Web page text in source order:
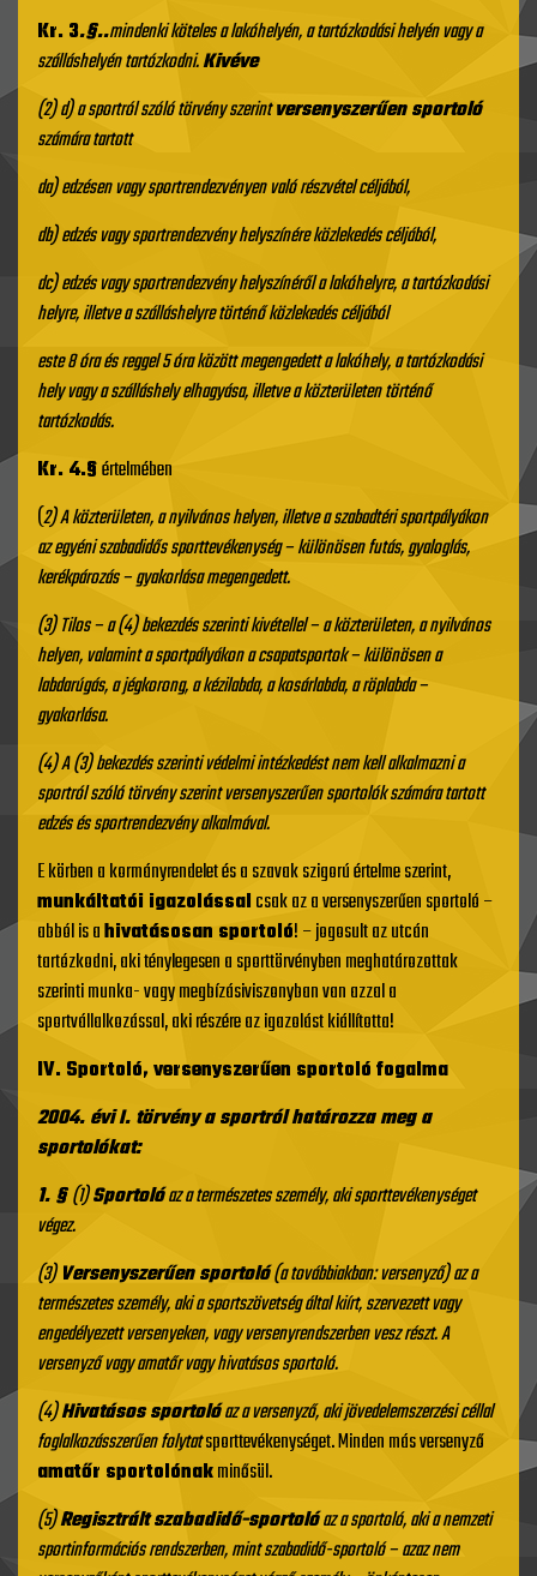
Kr. 3.§..mindenki köteles a lakóhelyén, a tartózkodási helyén vagy a
szálláshelyén tartózkodni.Kivéve
(2)d) a sportról szóló törvény szerintversenyszerűen sportoló
számára tartott
da) edzésen vagy sportrendezvényen való részvétel céljából,
db) edzés vagy sportrendezvény helyszínére közlekedés céljából,
dc) edzés vagy sportrendezvény helyszínéről a lakóhelyre, a tartózkodási
helyre, illetve a szálláshelyre történő közlekedés céljából
este 8 óra és reggel 5 óra között megengedett a lakóhely, a tartózkodási
hely vagy a szálláshely elhagyása, illetve a közterületen történő
tartózkodás.
Kr. 4.§értelmében
(2) A közterületen, a nyilvános helyen, illetve a szabadtéri sportpályákon
az egyéni szabadidős sporttevékenység – különösen futás, gyaloglás,
kerékpározás – gyakorlása megengedett.
(3) Tilos – a (4) bekezdés szerinti kivétellel – a közterületen, a nyilvános
helyen, valamint a sportpályákon a csapatsportok – különösen a
labdarúgás, a jégkorong, a kézilabda, a kosárlabda, a röplabda –
gyakorlása.
(4) A (3) bekezdés szerinti védelmi intézkedéstnem kell alkalmazni a
sportról szóló törvény szerint versenyszerűen sportolók számára tartott
edzés és sportrendezvény alkalmával.
E körben a kormányrendelet és a szavak szigorú értelme szerint,
munkáltatói igazolássalcsak az a versenyszerűen sportoló –
abból is ahivatásosan sportoló! – jogosult az utcán
tartózkodni, aki ténylegesen a sporttörvényben meghatározottak
szerinti munka- vagy megbízásiviszonyban van azzal a
sportvállalkozással, aki részére az igazolást kiállította!
IV. Sportoló, versenyszerűen sportoló fogalma
2004. évi I. törvény a sportról határozza meg a
sportolókat:
1. §(1)Sportolóaz a természetes személy, aki sporttevékenységet
végez.
(3)Versenyszerűen sportoló(a továbbiakban:versenyző) az a
természetes személy, akia sportszövetség által kiírt, szervezett vagy
engedélyezett versenyeken, vagy versenyrendszerben vesz részt. A
versenyző vagy amatőr vagy hivatásos sportoló.
(4)Hivatásos sportolóaz a versenyző, aki jövedelemszerzési céllal
foglalkozásszerűen folytatsporttevékenységet. Minden más versenyző
amatőr sportolónakminősül.
(5)Regisztrált szabadidő-sportolóaz a sportoló, aki a nemzeti
sportinformációs rendszerben, mint szabadidő-sportoló– azaz nem